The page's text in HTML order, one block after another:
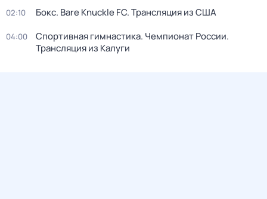
02:10 Бокс. Bare Knuckle FC. Трансляция из США
04:00
Спортивная гимнастика. Чемпионат России.
Трансляция из Калуги